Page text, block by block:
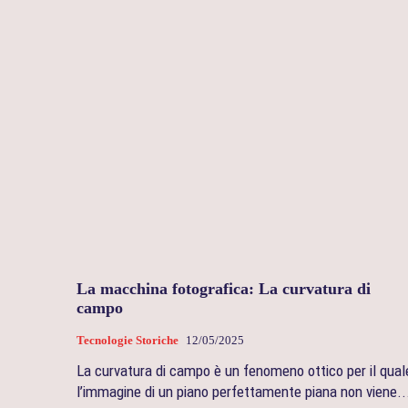
La macchina fotografica: La curvatura di
campo
Tecnologie Storiche 12/05/2025
La curvatura di campo è un fenomeno ottico per il
l’immagine di un piano perfettamente piana non